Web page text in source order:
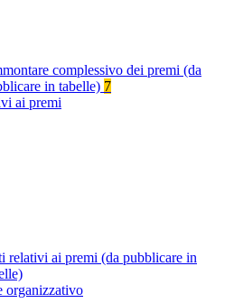
complessivo dei premi (da
in tabelle) 7
ai premi
relativi ai premi (da pubblicare in
organizzativo